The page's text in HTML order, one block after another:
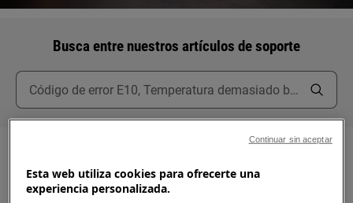
Busca entre nuestros artículos de soporte
Esta web utiliza cookies para ofrecerte una
experiencia personalizada.
Continuar sin aceptar